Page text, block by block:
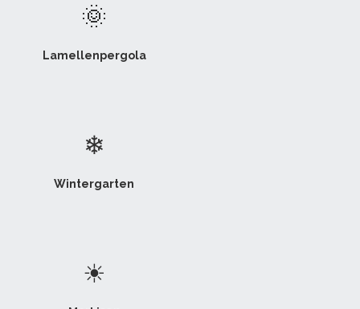
🌞
Lamellenpergola
❄
Wintergarten
☀